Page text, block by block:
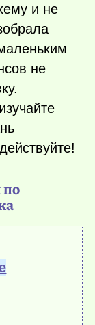
и не
не